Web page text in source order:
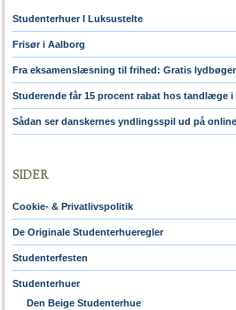
Studenterhuer I Luksustelte
Frisør i Aalborg
Fra eksamenslæsning til frihed: Gratis
Studerende får 15 procent rabat hos tandlæge i
Sådan ser danskernes yndlingsspil ud på
SIDER
Cookie- & Privatlivspolitik
De Originale Studenterhueregler
Studenterfesten
Studenterhuer
Den Beige Studenterhue